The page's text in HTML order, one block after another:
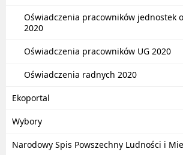
Oświadczenia pracowników jednostek
2020
Oświadczenia pracowników UG 2020
Oświadczenia radnych 2020
Ekoportal
Wybory
Narodowy Spis Powszechny Ludności i